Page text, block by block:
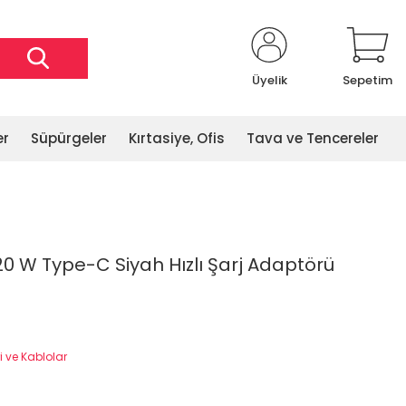
Üyelik Sepetim
Süpürgeler Kırtasiye, Ofis Tava ve Tencereler
W Type-C Siyah Hızlı Şarj Adaptörü
ve Kablolar